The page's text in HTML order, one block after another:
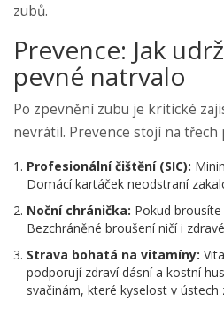
zubů.
Prevence: Jak
pevné natrvalo
Po zpevnění zubu je kritické
nevrátil. Prevence stojí na třech
Profesionální čištění (SIC):
Domácí kartáček neodstraní
Noční chránička: Pokud
Bezchráněné broušení ničí i
Strava bohatá na vitamíny:
podporují zdraví dásní a kostní
svačinám, které kyselost v ústech